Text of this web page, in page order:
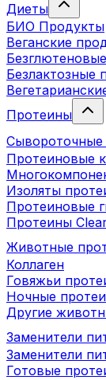
Диеты
БИО Продукты
Веганские
Безлактозные
Протеины
Протеиновые
Изоляты
Протеиновые
Протеины
Животные
Коллаген
Говяжьи
Ночные
Другие
Заменители
Заменители
Готовые